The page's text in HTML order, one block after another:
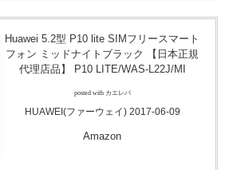
Huawei 5.2型 P10 lite SIMフリースマート
フォン ミッドナイトブラック 【日本正規
代理店品】 P10 LITE/WAS-L22J/MI
posted with カエレバ
HUAWEI(ファーウェイ) 2017-06-09
Amazon